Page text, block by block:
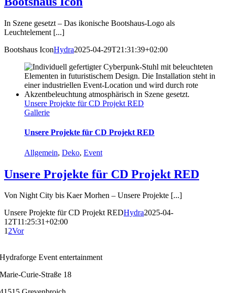
In Szene gesetzt – Das ikonische Bootshaus-Logo als
Leuchtelement [...]
Bootshaus IconHydra2025-04-29T21:31:39+02:00
Unsere Projekte für CD Projekt RED
Gallerie
Unsere Projekte für CD Projekt RED
Allgemein, Deko, Event
Unsere Projekte für CD Projekt RED
Von Night City bis Kaer Morhen – Unsere Projekte [...]
Unsere Projekte für CD Projekt REDHydra2025-04-
12T11:25:31+02:00
12Vor
Hydraforge Event entertainment
Marie-Curie-Straße 18